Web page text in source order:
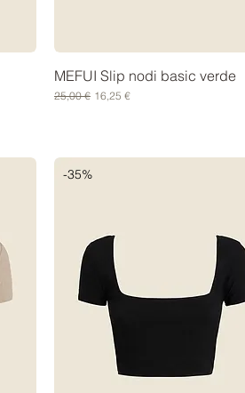
MEFUI Slip nodi basic verde
Prezzo regolare
25,00 € Prezzo scontato
16,25 €
-35%